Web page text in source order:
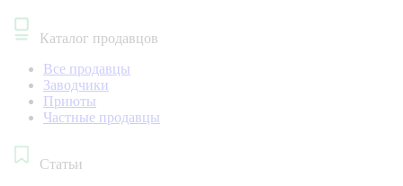
Каталог продавцов
Все продавцы
Заводчики
Приюты
Частные продавцы
Статьи